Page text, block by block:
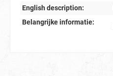
English description:
Belangrijke informatie: